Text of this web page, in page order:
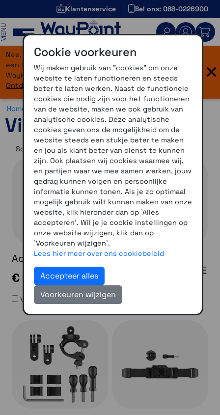
Klantenservice Bel ons: 088-0226900
Nee, je bent niet verdwaald! Onze website heeft
een flinke upgrade gekregen. Dezelfde vertrouwde
WayPoint-service, maar dan in een modern jasje.
Ontdek hier wat er allemaal nieuw is.
×
Home >Overig >Accessoires > Virb accessoires
Virb accessoires
Sorteer op
Accu VIRB X-XE
€ 25,00
Vergelijken
Large Tube Mount
VIRB 360-Ultra-X-XE
€ 30,00
Cookie voorkeuren
Wij maken gebruik van "cookies" om onze
website te laten functioneren en steeds
beter te laten werken. Naast de functionele
cookies die nodig zijn voor het functioneren
van de website, maken we ook gebruik van
analytische cookies. Deze analytische
cookies geven ons de mogelijkheid om de
website steeds een stukje beter te maken
en jou als klant beter van dienst te kunnen
zijn. Ook plaatsen wij cookies waarmee wij,
en partijen waar we mee samen werken, jouw
gedrag kunnen volgen en persoonlijke
informatie kunnen tonen. Als je zo optimaal
mogelijk gebruik wilt kunnen maken van onze
website, klik hieronder dan op 'Alles
accepteren'. Wil je je cookie instellingen op
onze website wijzigen, klik dan op
'Voorkeuren wijzigen'.
Lees hier meer over ons cookiebeleid
Accepteer alles
Voorkeuren wijzigen